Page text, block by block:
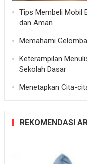
Tips Membeli Mobil
dan Aman
Memahami
Keterampilan
Sekolah Dasar
Menetapkan Cita-
REKOMENDASI